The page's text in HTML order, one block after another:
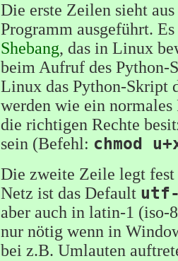
Die erste Zeilen sieht
Programm ausgeführt.
Shebang, das in Linux
beim Aufruf des Python-
Linux das Python-Skript
werden wie ein
die richtigen Rechte
sein (Befehl: chmod
Die zweite Zeile legt
Netz ist das Default
aber auch in latin-1 (iso-
nur nötig wenn in
bei z.B. Umlauten